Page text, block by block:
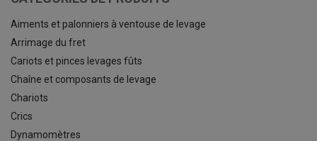
Aiments et palonniers à ventouse de levage
Arrimage du fret
Cariots et pinces levages fûts
Chaîne et composants de levage
Chariots
Crics
Dynamomètres